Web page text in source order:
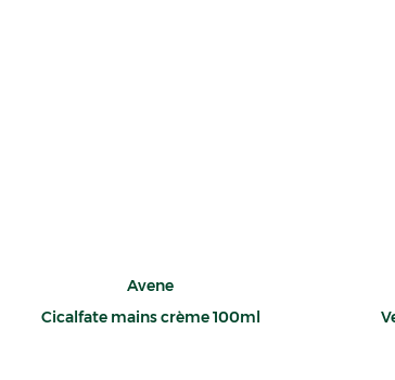
Avene
Cicalfate mains crème 100ml